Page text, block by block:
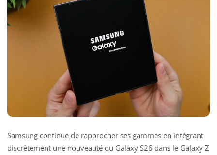
Samsung continue de rapprocher ses gammes en intégrant
discrètement une nouveauté du Galaxy S26 dans le Galaxy Z